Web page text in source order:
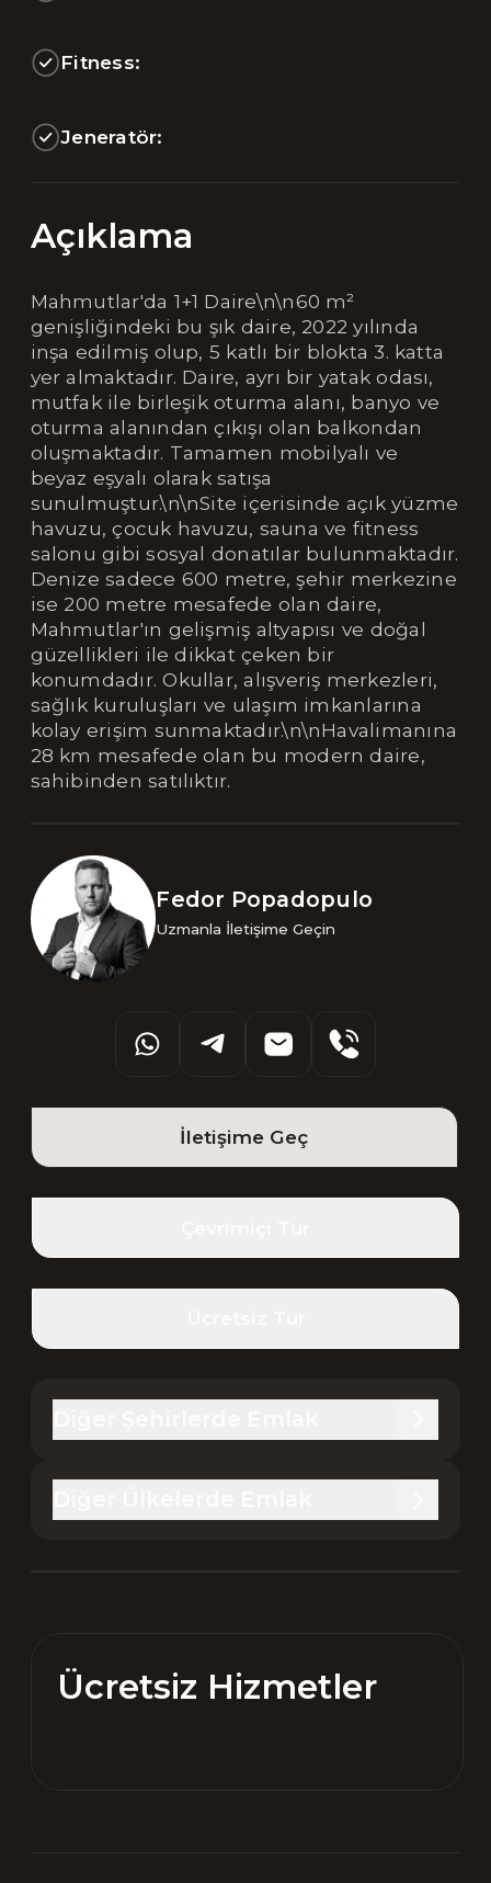
Fitness:
Jeneratör:
Açıklama
Mahmutlar'da 1+1 Daire\n\n60 m²
genişliğindeki bu şık daire, 2022 yılında
inşa edilmiş olup, 5 katlı bir blokta 3. katta
yer almaktadır. Daire, ayrı bir yatak odası,
mutfak ile birleşik oturma alanı, banyo ve
oturma alanından çıkışı olan balkondan
oluşmaktadır. Tamamen mobilyalı ve
beyaz eşyalı olarak satışa
sunulmuştur.\n\nSite içerisinde açık yüzme
havuzu, çocuk havuzu, sauna ve fitness
salonu gibi sosyal donatılar bulunmaktadır.
Denize sadece 600 metre, şehir merkezine
ise 200 metre mesafede olan daire,
Mahmutlar'ın gelişmiş altyapısı ve doğal
güzellikleri ile dikkat çeken bir
konumdadır. Okullar, alışveriş merkezleri,
sağlık kuruluşları ve ulaşım imkanlarına
kolay erişim sunmaktadır.\n\nHavalimanına
28 km mesafede olan bu modern daire,
sahibinden satılıktır.
Fedor Popadopulo
Uzmanla İletişime Geçin
İletişime Geç
Ücretsiz Hizmetler